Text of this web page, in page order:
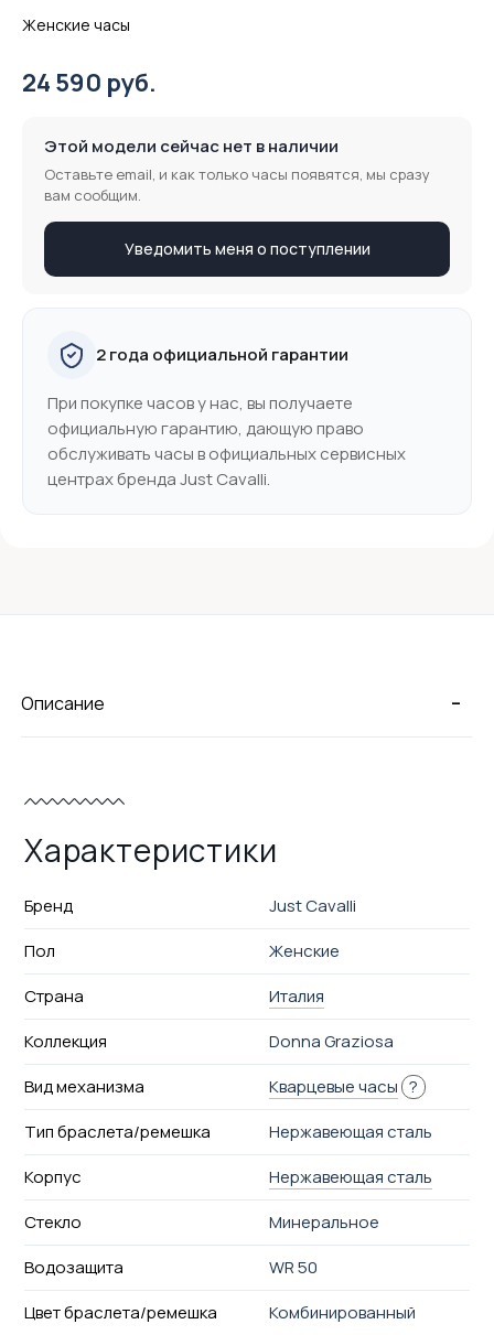
Женские часы
24 590 руб.
Этой модели сейчас нет в наличии
Оставьте email, и как только часы появятся, мы сразу
вам сообщим.
Уведомить меня о поступлении
2 года официальной гарантии
При покупке часов у нас, вы получаете
официальную гарантию, дающую право
обслуживать часы в официальных сервисных
центрах бренда Just Cavalli.
-
Описание
Характеристики
Бренд
Just Cavalli
Пол
Женские
Страна
Италия
Коллекция
Donna Graziosa
Вид механизма
Кварцевые часы ?
Тип браслета/ремешка
Нержавеющая сталь
Корпус
Нержавеющая сталь
Стекло
Минеральное
Водозащита
WR 50
Цвет браслета/ремешка
Комбинированный